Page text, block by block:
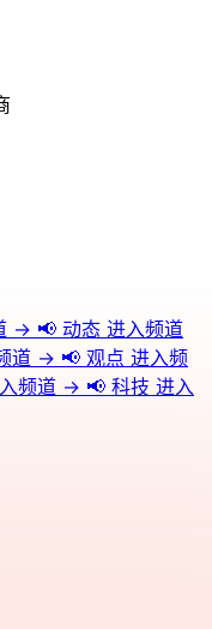
→ 📢 动态 进入频道
道 → 📢 观点 进入频
频道 → 📢 科技 进入